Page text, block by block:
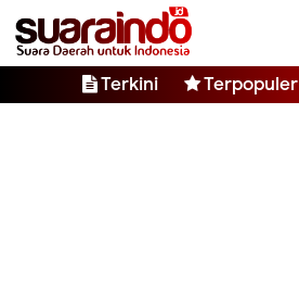
Terkini Terpopuler